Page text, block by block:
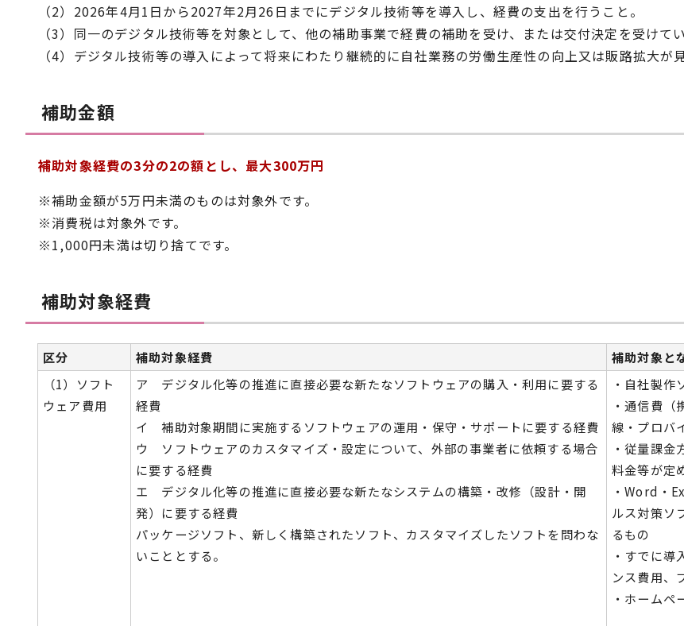
（2）2026年4月1日から2027年2月26日までにデジタル技術等を導入し、経費の支出を行うこと。
（3）同一のデジタル技術等を対象として、他の補助事業で経費の補助を受け、または交付決定を受けて
（4）デジタル技術等の導入によって将来にわたり継続的に自社業務の労働生産性の向上又は販路拡大が
補助金額
補助対象経費の3分の2の額とし、最大300万円
※補助金額が5万円未満のものは対象外です。
※消費税は対象外です。
※1,000円未満は切り捨てです。
補助対象経費
区分 補助対象経費
補助対象と
（1）ソフト
ウェア費用
ア デジタル化等の推進に直接必要な新たなソフトウェアの購入・利用に要する
経費
イ 補助対象期間に実施するソフトウェアの運用・保守・サポートに要する経費
ウ ソフトウェアのカスタマイズ・設定について、外部の事業者に依頼する場合
に要する経費
エ デジタル化等の推進に直接必要な新たなシステムの構築・改修（設計・開
発）に要する経費
パッケージソフト、新しく構築されたソフト、カスタマイズしたソフトを問わな
いこととする。
・自社製作
・通信費
線・プロバ
・従量課
料⾦等が定
・Word・
ルス対策ソ
るもの
・すでに
ンス費用、
・ホームペ